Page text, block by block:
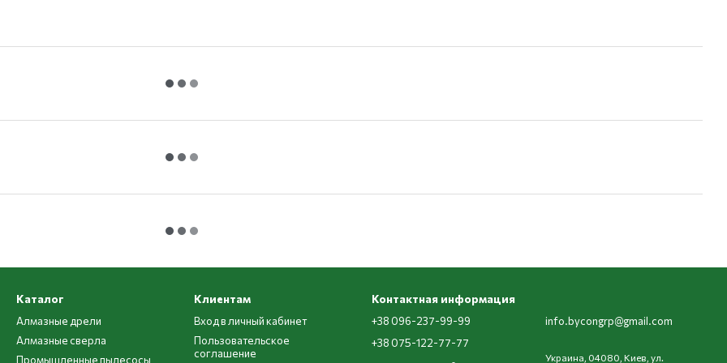
Каталог
Алмазные дрели
Алмазные сверла
Промышленные пылесосы
Клиентам
Вход в личный кабинет
Пользовательское
соглашение
Контактная информация
+38 096-237-99-99
+38 075-122-77-77
info.bycongrp@gmail.com
Украина, 04080, Киев, ул.